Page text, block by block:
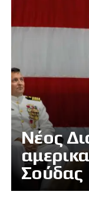
Νέος
Σούδας